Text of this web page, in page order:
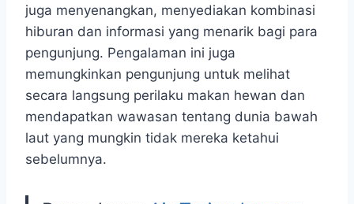
juga menyenangkan, menyediakan kombinasi
hiburan dan informasi yang menarik bagi para
pengunjung. Pengalaman ini juga
memungkinkan pengunjung untuk melihat
secara langsung perilaku makan hewan dan
mendapatkan wawasan tentang dunia bawah
laut yang mungkin tidak mereka ketahui
sebelumnya.